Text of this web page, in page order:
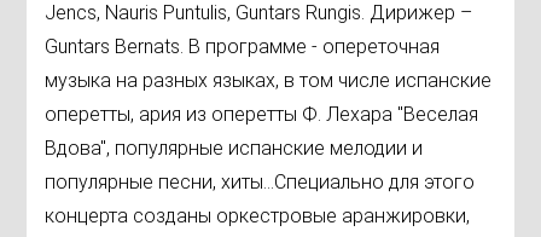
Jenсs, Nauris Puntulis, Guntars Rungis. Дирижер –
Guntars Bernаts. В программе - опереточная
музыка на разных языках, в том числе испанские
оперетты, ария из оперетты Ф. Лехара "Веселая
Вдова", популярные испанские мелодии и
популярные песни, хиты...Специально для этого
концерта созданы оркестровые аранжировки,